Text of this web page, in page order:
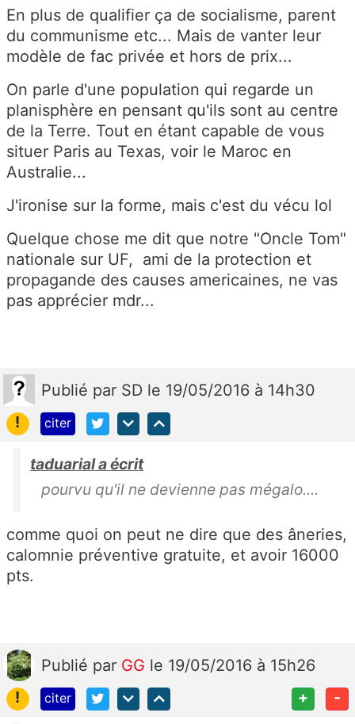
En plus de qualifier ça de socialisme, parent
du communisme etc... Mais de vanter leur
modèle de fac privée et hors de prix...
On parle d'une population qui regarde un
planisphère en pensant qu'ils sont au centre
de la Terre. Tout en étant capable de vous
situer Paris au Texas, voir le Maroc en
Australie...
J'ironise sur la forme, mais c'est du vécu lol
Quelque chose me dit que notre "Oncle Tom"
nationale sur UF, ami de la protection et
propagande des causes americaines, ne vas
pas apprécier mdr...
Publié par SD le 19/05/2016 à 14h30
!
citer
taduarial a écrit
pourvu qu'il ne devienne pas mégalo....
comme quoi on peut ne dire que des âneries,
calomnie préventive gratuite, et avoir 16000
pts.
Publié par GG le 19/05/2016 à 15h26
!
citer + -